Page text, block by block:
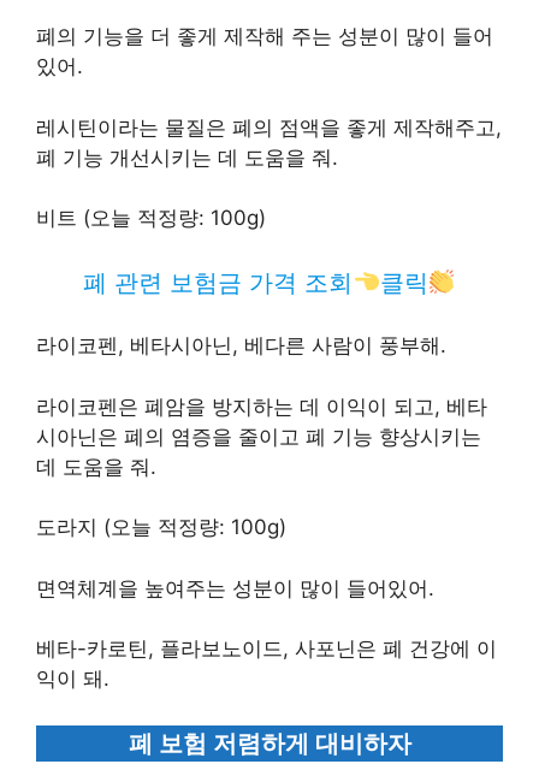
폐의 기능을 더 좋게 제작해 주는 성분이 많이 들어
있어.
레시틴이라는 물질은 폐의 점액을 좋게 제작해주고,
폐 기능 개선시키는 데 도움을 줘.
비트 (오늘 적정량: 100g)
폐 관련 보험금 가격 조회 클릭
라이코펜, 베타시아닌, 베다른 사람이 풍부해.
라이코펜은 폐암을 방지하는 데 이익이 되고, 베타
시아닌은 폐의 염증을 줄이고 폐 기능 향상시키는
데 도움을 줘.
도라지 (오늘 적정량: 100g)
면역체계을 높여주는 성분이 많이 들어있어.
베타-카로틴, 플라보노이드, 사포닌은 폐 건강에 이
익이 돼.
폐 보험 저렴하게 대비하자